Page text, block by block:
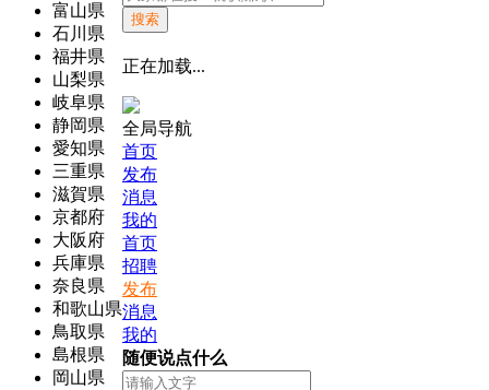
富山県
石川県
福井県
山梨県
岐阜県
静岡県
愛知県
三重県
滋賀県
京都府
大阪府
兵庫県
奈良県
和歌山県
鳥取県
島根県
岡山県
搜索
正在加载...
全局导航
首页
发布
消息
我的
首页
招聘
发布
消息
我的
随便说点什么